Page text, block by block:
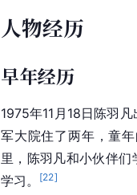
人物经历
早年经历
1975年11月18日陈羽
军大院住了两年，童
里，陈羽凡和小伙伴们
学习。
[22]